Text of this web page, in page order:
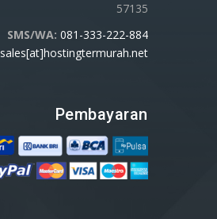
57135
SMS/WA: 081-333-222-884
sales[at]hostingtermurah.net
Pembayaran